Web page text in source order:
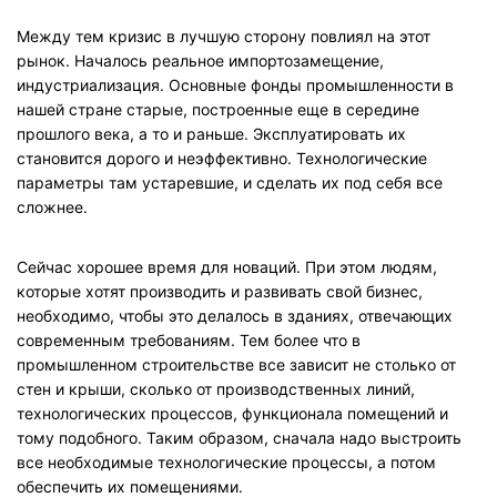
Между тем кризис в лучшую сторону повлиял на этот
рынок. Началось реальное импортозамещение,
индустриализация. Основные фонды промышленности в
нашей стране старые, построенные еще в середине
прошлого века, а то и раньше. Эксплуатировать их
становится дорого и неэффективно. Технологические
параметры там устаревшие, и сделать их под себя все
сложнее.
Сейчас хорошее время для новаций. При этом людям,
которые хотят производить и развивать свой бизнес,
необходимо, чтобы это делалось в зданиях, отвечающих
современным требованиям. Тем более что в
промышленном строительстве все зависит не столько от
стен и крыши, сколько от производственных линий,
технологических процессов, функционала помещений и
тому подобного. Таким образом, сначала надо выстроить
все необходимые технологические процессы, а потом
обеспечить их помещениями.